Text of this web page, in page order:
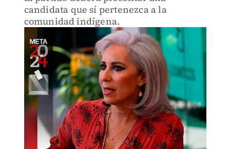
candidata que sí pertenezca a la
comunidad indígena.